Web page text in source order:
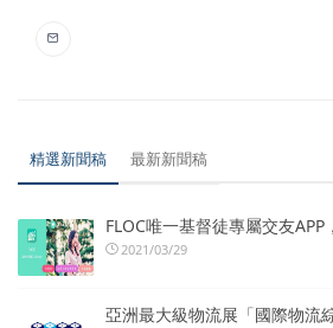
精選新聞稿 最新新聞稿
FLOC唯一基督徒專屬交友
2021/03/29
亞洲最大級物流展「國際物流